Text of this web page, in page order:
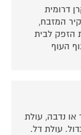
דרומית
המזבח,
הזפק לבית
העוף
או נדבה, עולת
עולת דל.